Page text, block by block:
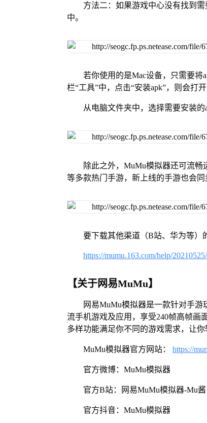
方法二：如果游戏中心没有找到
中。
若你使用的是Mac设备，只需要将
栏“工具”中，点击“安装apk”，则会打开
从电脑文件夹中，选择需要安装的
除此之外，MuMu模拟器还可流畅
等多款热门手游，新上线的手游也会同
要下载其他渠道（B站、华为等）
https://mumu.163.com/help/
【关于网易MuMu】
网易MuMu模拟器是一款针对手
流手机游戏及应用，享受240帧高帧画
多样功能满足你不同的游戏需求，让你
MuMu模拟器官方网站： https://
官方微博：MuMu模拟器
官方B站：网易MuMu模拟器-Mu酱
官方抖音：MuMu模拟器